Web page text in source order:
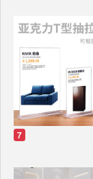
7